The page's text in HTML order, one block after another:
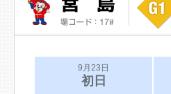
9月23日
初日